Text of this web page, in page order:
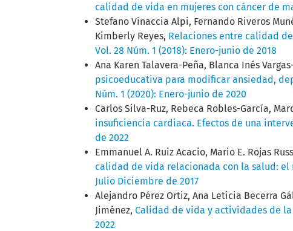
calidad de vida en mujeres con cáncer de
Stefano Vinaccia Alpi, Fernando Riveros
Kimberly Reyes, Relaciones entre calidad
Vol. 28 Núm. 1 (2018): Enero-junio de 2018
Ana Karen Talavera-Peña, Blanca Inés
psicoeducativa para modificar ansiedad,
Núm. 1 (2020): Enero-junio de 2020
Carlos Silva-Ruz, Rebeca Robles-García,
insuficiencia cardiaca. Efectos de una
de 2022
Emmanuel A. Ruiz Acacio, Mario E. Rojas
calidad de vida relacionada con la salud:
Julio Diciembre de 2017
Alejandro Pérez Ortiz, Ana Leticia Becerra
Jiménez, Calidad de vida y actividades de
2022